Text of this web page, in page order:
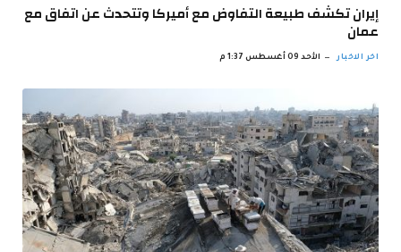
إيران تكشف طبيعة التفاوض مع أميركا وتتحدث عن اتفاق مع
عمان
اخر الاخبار الأحد 09 أغسطس 1:37 م